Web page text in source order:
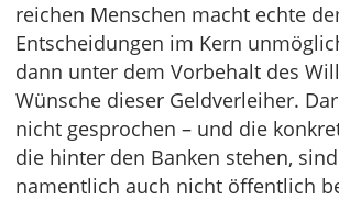
reichen Menschen macht echte
Entscheidungen im Kern
dann unter dem Vorbehalt des
Wünsche dieser Geldverleiher.
nicht gesprochen – und die
die hinter den Banken stehen,
namentlich auch nicht öffentlich